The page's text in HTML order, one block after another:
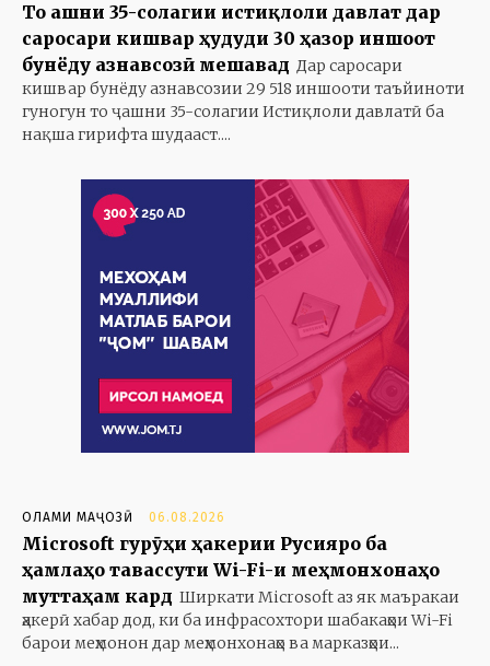
То ҷашни 35-солагии истиқлоли давлат дар
саросари кишвар ҳудуди 30 ҳазор иншоот
бунёду азнавсозӣ мешавад Дар саросари
кишвар бунёду азнавсозии 29 518 иншооти таъйиноти
гуногун то ҷашни 35-солагии Истиқлоли давлатӣ ба
нақша гирифта шудааст....
ОЛАМИ МАҶОЗӢ 06.08.2026
Microsoft гурӯҳи ҳакерии Русияро ба
ҳамлаҳо тавассути Wi-Fi-и меҳмонхонаҳо
муттаҳам кард Ширкати Microsoft аз як маъракаи
ҳакерӣ хабар дод, ки ба инфрасохтори шабакаҳои Wi-Fi
барои меҳмонон дар меҳмонхонаҳо ва марказҳои...